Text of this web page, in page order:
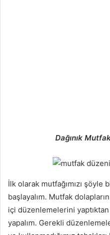
Dağınık
İlk olarak mutfağımızı
başlayalım. Mutfak
içi düzenlemelerini
yapalım. Gerekli